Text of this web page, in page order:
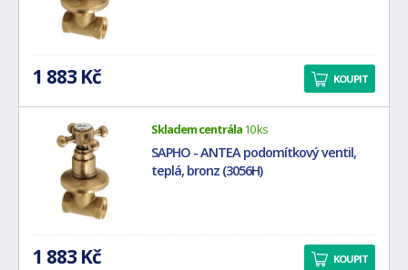
1 883 Kč KOUPIT
Skladem centrála10 ks
SAPHO - ANTEA podomítkový ventil,
teplá, bronz (3056H)
1 883 Kč KOUPIT